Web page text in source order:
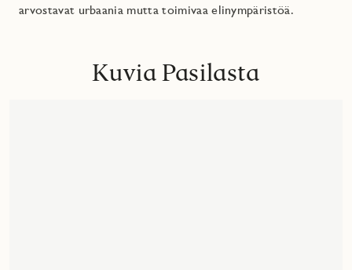
arvostavat urbaania mutta toimivaa elinympäristöä.
Kuvia Pasilasta